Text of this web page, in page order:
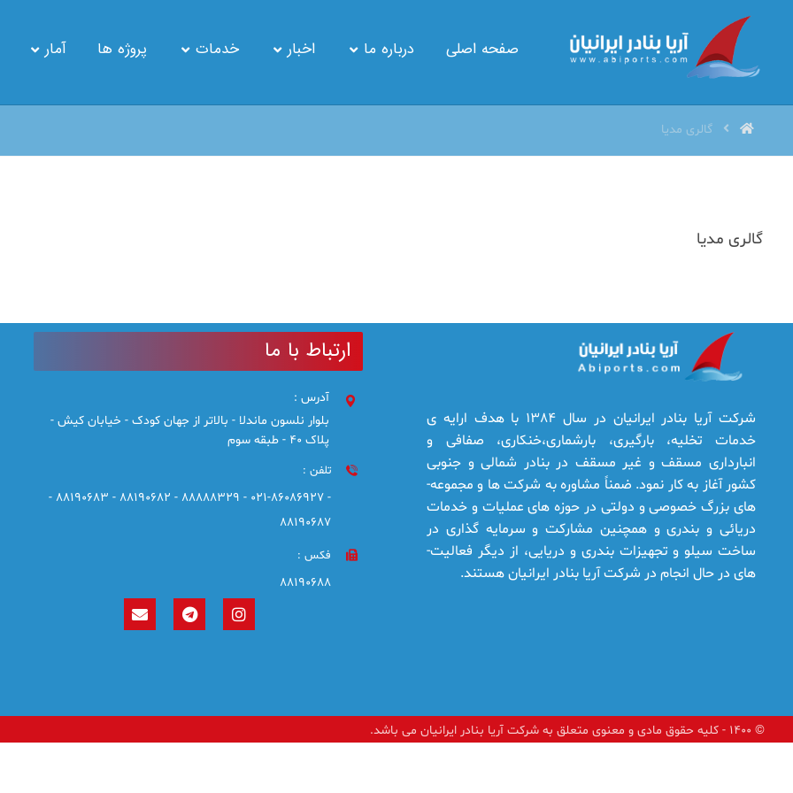
صفحه اصلی درباره ما اخبار خدمات پروژه ها آمار
گالری مدیا
گالری مدیا
شرکت آریا بنادر ایرانیان در سال 1384 با هدف ارایه ­ی
خدمات تخلیه، بارگیری، بارشماری،خنکاری، صفافی و
انبارداری مسقف و غیر مسقف در بنادر شمالی و جنوبی
کشور آغاز به کار نمود. ضمناً مشاوره به شرکت ها و مجموعه­
های بزرگ خصوصی و دولتی در حوزه­ های عملیات و خدمات
دریائی و بندری و همچنین مشارکت و سرمایه ­گذاری در
ساخت سیلو و تجهیزات بندری و دریایی، از دیگر فعالیت­
های در حال انجام در شرکت آریا بنادر ایرانیان هستند.
ارتباط با ما
آدرس :
بلوار نلسون ماندلا - بالاتر از جهان کودک - خیابان کیش -
پلاک 40 - طبقه سوم
تلفن :
- 021-86086927 - 88888329 - 88190682 - 88190683 -
88190687
فکس :
88190688
© ۱۴۰۰ - کلیه حقوق مادی و معنوی متعلق به شرکت آریا بنادر ایرانیان می باشد.